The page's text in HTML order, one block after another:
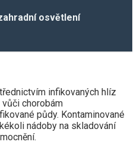
osvětlení
infikovaných hlíz
chorobám
půdy. Kontaminované
nádoby na skladování